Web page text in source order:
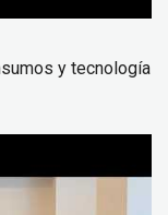
y tecnología